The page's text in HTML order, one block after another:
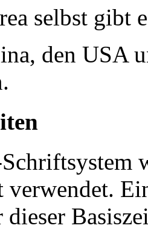
selbst gibt
den USA